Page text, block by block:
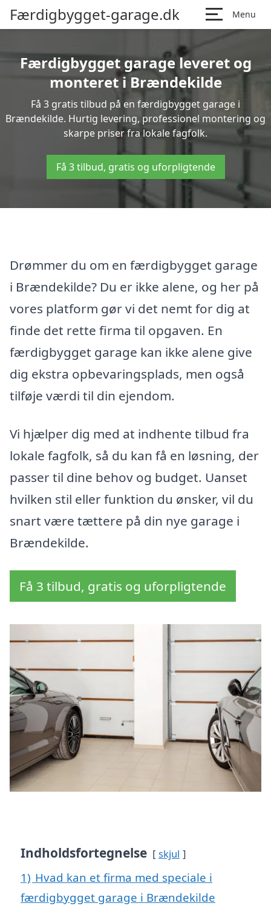
Færdigbygget-garage.dk Menu
Færdigbygget garage leveret og
monteret i Brændekilde
Få 3 gratis tilbud på en færdigbygget garage i
Brændekilde. Hurtig levering, professionel montering og
skarpe priser fra lokale fagfolk.
Få 3 tilbud, gratis og uforpligtende
Drømmer du om en færdigbygget garage
i Brændekilde? Du er ikke alene, og her på
vores platform gør vi det nemt for dig at
finde det rette firma til opgaven. En
færdigbygget garage kan ikke alene give
dig ekstra opbevaringsplads, men også
tilføje værdi til din ejendom.
Vi hjælper dig med at indhente tilbud fra
lokale fagfolk, så du kan få en løsning, der
passer til dine behov og budget. Uanset
hvilken stil eller funktion du ønsker, vil du
snart være tættere på din nye garage i
Brændekilde.
Få 3 tilbud, gratis og uforpligtende
Indholdsfortegnelse skjul
1) Hvad kan et firma med speciale i
færdigbygget garage i Brændekilde